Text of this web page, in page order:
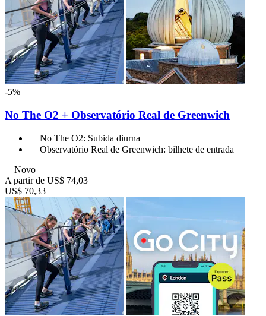
-5%
No The O2 + Observatório Real de Greenwich
No The O2: Subida diurna
Observatório Real de Greenwich: bilhete de entrada
Novo
A partir de US$ 74,03
US$ 70,33